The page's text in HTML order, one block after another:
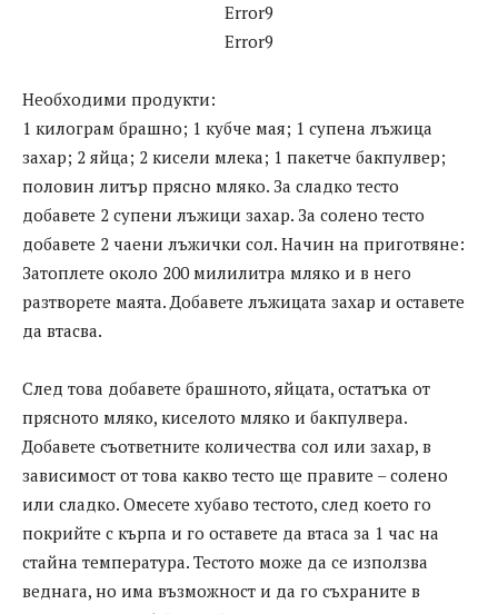
Error9
Error9
Необходими продукти:
1 килограм брашно; 1 кубче мая; 1 супена лъжица
захар; 2 яйца; 2 кисели млека; 1 пакетче бакпулвер;
половин литър прясно мляко. За сладко тесто
добавете 2 супени лъжици захар. За солено тесто
добавете 2 чаени лъжички сол. Начин на приготвяне:
Затоплете около 200 милилитра мляко и в него
разтворете маята. Добавете лъжицата захар и оставете
да втасва.
След това добавете брашното, яйцата, остатъка от
прясното мляко, киселото мляко и бакпулвера.
Добавете съответните количества сол или захар, в
зависимост от това какво тесто ще правите – солено
или сладко. Омесете хубаво тестото, след което го
покрийте с кърпа и го оставете да втаса за 1 час на
стайна температура. Тестото може да се използва
веднага, но има възможност и да го съхраните в